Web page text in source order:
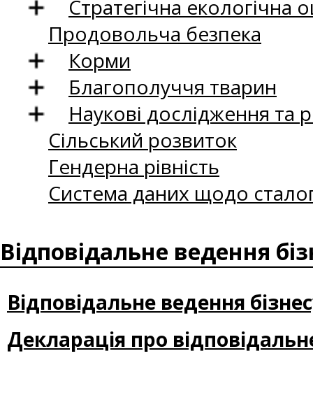
Стратегічна екологічна
Продовольча безпека
Корми
Благополуччя тварин
Наукові дослідження та
Сільський розвиток
Гендерна рівність
Система даних щодо
Відповідальне ведення
Відповідальне ведення
Декларація про